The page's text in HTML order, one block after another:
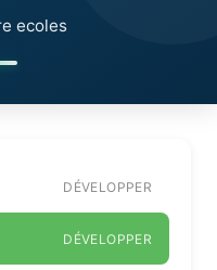
ecoles
DÉVELOPPER
DÉVELOPPER